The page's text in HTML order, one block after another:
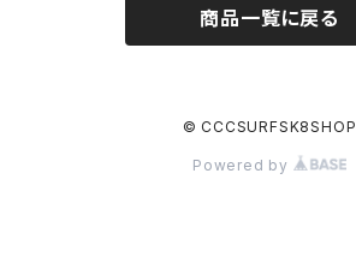
商品一覧に戻る
© CCCSURFSK8SHOP
Powered by